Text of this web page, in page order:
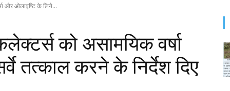
और ओलावृष्टि के लिये...
को असामयिक वर्षा
तत्काल करने के निर्देश दिए